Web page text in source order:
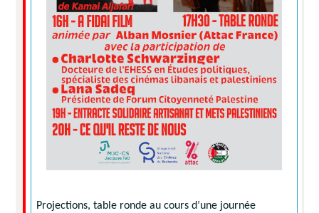
Projections, table ronde au cours d’une journée